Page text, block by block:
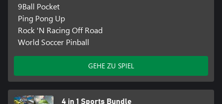
9Ball Pocket
Ping Pong Up
Rock 'N Racing Off Road
World Soccer Pinball
GEHE ZU SPIEL
4 in 1 Sports Bundle